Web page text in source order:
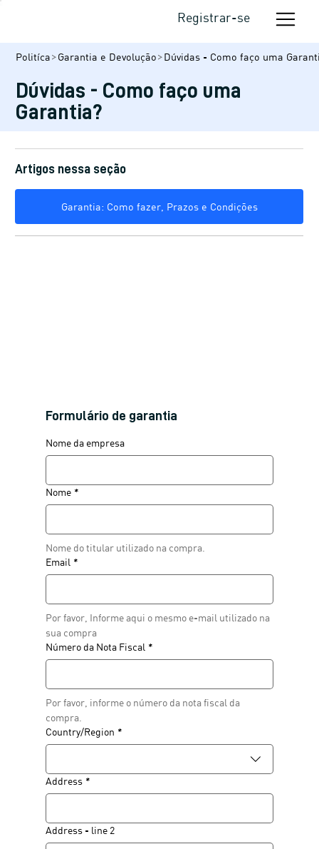
Registrar-se
Politíca Garantia e Devolução Dúvidas - Como faço uma
Dúvidas - Como faço uma
Garantia?
Artigos nessa seção
Garantia: Como fazer, Prazos e Condições
Formulário de garantia
Nome da empresa
Nome *
Email *
Por favor, Informe aqui o mesmo e-mail utilizado na
sua compra
Número da Nota Fiscal *
Por favor, informe o número da nota fiscal da
Endereço de várias linhas
Country/Region *
Address *
Address - line 2